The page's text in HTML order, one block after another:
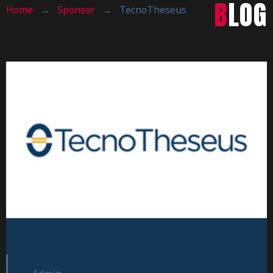
Home → Sponsor → TecnoTheseus BLOG